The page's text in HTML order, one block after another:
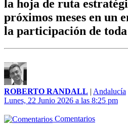
la hoja de ruta
próximos meses en un
la participación de
ROBERTO RANDALL | Andalucía
Lunes, 22 Junio 2026 a las 8:25 pm
Comentarios